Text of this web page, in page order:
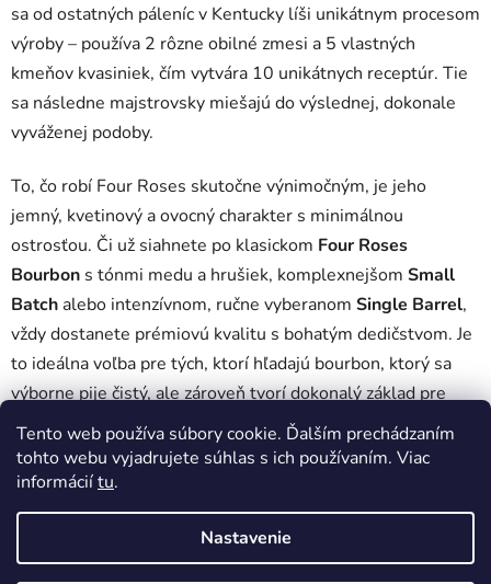
Tento web používa súbory cookie. Ďalším prechádzaním
tohto webu vyjadrujete súhlas s ich používaním. Viac
informáciítu.
Nastavenie
sa od ostatných páleníc v Kentucky líši unikátnym procesom
výroby – používa 2 rôzne obilné zmesi a 5 vlastných
kmeňov kvasiniek, čím vytvára 10 unikátnych receptúr. Tie
sa následne majstrovsky miešajú do výslednej, dokonale
vyváženej podoby.
To, čo robí Four Roses skutočne výnimočným, je jeho
jemný, kvetinový a ovocný charakter s minimálnou
ostrosťou. Či už siahnete po klasickom Four Roses
Bourbon s tónmi medu a hrušiek, komplexnejšom Small
Batch alebo intenzívnom, ručne vyberanom Single Barrel,
vždy dostanete prémiovú kvalitu s bohatým dedičstvom. Je
to ideálna voľba pre tých, ktorí hľadajú bourbon, ktorý sa
výborne pije čistý, ale zároveň tvorí dokonalý základ pre
prémiové koktaily ako Old Fashioned. Objavte jemnosť z
Kentucky, ktorá prežila prohibíciu aj skúšku časom.
Four Roses